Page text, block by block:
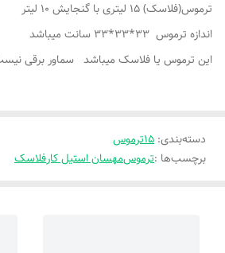
ترموس(فلاسک) 15 لیتری با گنجایش 10 لیتر
اندازه ترموس 33*33*33 سانت میباشد
این ترموس یا فلاسک میباشد سماور برقی
دسته‌بندی: 15ترموس
برچسب‌ها :ترموسمهسان استیل کارفلاسک